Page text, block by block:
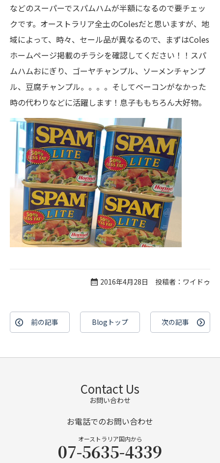
などのスーパーでスパムハムが半額になるので要チェッ
クです。オーストラリア全土のColesだと思いますが、地
域によって、時々、セール品が異なるので、まずはColes
ホームページ掲載のチラシを確認してください！！スパ
ムハムおにぎり、ゴーヤチャンプル、ソーメンチャンプ
ル、豆腐チャンプル。。。。そしてベーコンがなかった
時の代わりなどに活躍します！息子ももちろん大好物。
2016年4月28日 投稿者：ワイドゥ
前の記事 Blogトップ 次の記事
Contact Us
お問い合わせ
お電話でのお問い合わせ
オーストラリア国内から
07-5635-4339